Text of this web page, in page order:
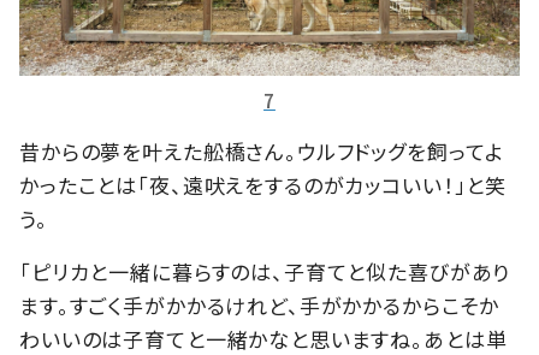
7
昔からの夢を叶えた舩橋さん。ウルフドッグを飼ってよ
かったことは「夜、遠吠えをするのがカッコいい！」と笑
う。
「ピリカと一緒に暮らすのは、子育てと似た喜びがあり
ます。すごく手がかかるけれど、手がかかるからこそか
わいいのは子育てと一緒かなと思いますね。あとは単